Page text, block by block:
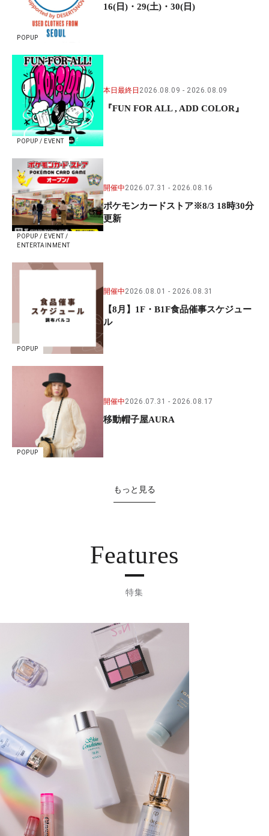
POPUP
16(日)・29(土)・30(日)
POPUP / EVENT
本日最終日 2026.08.09 2026.08.09
『FUN FOR ALL , ADD COLOR』
POPUP / EVENT /
ENTERTAINMENT
開催中2026.07.31 2026.08.16
ポケモンカードストア※8/3 18時30分
更新
POPUP
開催中2026.08.01 2026.08.31
【8月】1F・B1F食品催事スケジュー
ル
POPUP
開催中2026.07.31 2026.08.17
移動帽子屋AURA
もっと見る
Features
特集